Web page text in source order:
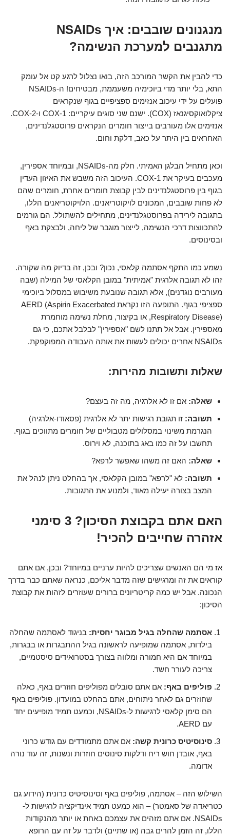
מנגנונים שובבים: איך NSAIDs
מתגנבים למערכת הנשימה?
כדי להבין את הקשר המורכב הזה, בואו נצלול לרגע קט אל עומק
התא, בלי יותר מדי ביוכימיה משעממת, מבטיחים! ה-NSAIDs
פועלים על ידי עיכוב אנזימים ספציפיים בגוף שנקראים
ציקלואוקסיגנאז (COX). ישנם שני סוגים עיקריים: COX-1 ו-COX-2.
אנזימים אלו מעורבים בייצור חומרים הנקראים פרוסטגלנדינים,
האחראים בין היתר על כאב, דלקת וחום.
וכאן מתחיל הבלגן האמיתי. חלק מה-NSAIDs, ובמיוחד אספירין,
מעכבים בעיקר את COX-1. העיכוב הזה משבש את האיזון העדין
בגוף בין פרוסטגלנדינים לבין קבוצת חומרים אחרת, חומרים שהם
לא פחות שובבים, המכונים לויקוטריאנים. הלויקוטריאנים הללו,
בתגובה לירידה בפרוסטגלנדינים, מתחילים להשתולל. הם גורמים
להתכווצות דרכי הנשימה, לייצור מוגבר של ליחה, ולבצקת באף
ובסינוסים.
נשמע כמו התקף אסתמה קלאסי, נכון? ובכן, זה בדיוק מה שקורה.
זהו לא תגובה אלרגית "אמיתית" במובן הקלאסי של המילה (שבה
מעורבים נוגדנים), אלא תגובה שנובעת משיבוש במסלול ביוכימי
ספציפי בגוף. התופעה הזו נקראת AERD (Aspirin Exacerbated
Respiratory Disease), או בקיצור, מחלת נשימה מוחמרת
מאספירין. אבל אל תתנו לשם "אספירין" לבלבל אתכם, כי גם
NSAIDs אחרים יכולים לעשות את אותה העבודה המפוקפקת.
שאלות ותשובות מהירות:
שאלה: אם זו לא אלרגיה, מה זה בעצם?
תשובה: זו תגובת רגישות יתר לא אלרגית (פסאודו-אלרגיה)
הנגרמת משינוי במסלולים מטבוליים של חומרים מתווכים בגוף.
תחשבו על זה כמו באג בתוכנה, לא וירוס.
שאלה: האם זה משהו שאפשר לרפא?
תשובה: לא "לרפא" במובן הקלאסי, אך בהחלט ניתן לנהל את
המצב בצורה יעילה מאוד, ולמנוע את התגובות.
האם אתם בקבוצת הסיכון? 3 סימני
אזהרה שחייבים להכיר!
אז מי הם האנשים שצריכים להיות ערניים במיוחד? ובכן, אם אתם
קוראים את זה ומרגישים שזה מדבר אליכם, כנראה שאתם כבר בדרך
הנכונה. אבל יש כמה קריטריונים ברורים שעוזרים לזהות את קבוצת
הסיכון:
אסתמה שהחלה בגיל מבוגר יחסית: בניגוד לאסתמה שהחלה
בילדות, אסתמה שמופיעה לראשונה בגיל ההתבגרות או בבגרות,
במיוחד אם היא חמורה ומלווה בצורך בסטרואידים סיסטמיים,
צריכה לעורר חשד.
פוליפים באף: אם אתם סובלים מפוליפים חוזרים באף, כאלה
שחוזרים גם לאחר ניתוחים, אתם בהחלט במועדון. פוליפים באף
הם סימן קלאסי לרגישות ל-NSAIDs, וכמעט תמיד מופיעים יחד
עם AERD.
סינוסיטיס כרונית קשה: אם אתם מתמודדים עם גודש כרוני
באף, אובדן חוש ריח ודלקות סינוסים חוזרות ונשנות, זה עוד נורה
אדומה.
השילוש הזה – אסתמה, פוליפים באף וסינוסיטיס כרונית (הידוע גם
כטריאדה של סאמטר) – הוא כמעט תמיד אינדיקציה לרגישות ל-
NSAIDs. אם אתם מזהים את עצמכם באחת או יותר מהנקודות
הללו, זה הזמן להרים גבה (או שתיים) ולדבר על זה עם הרופא